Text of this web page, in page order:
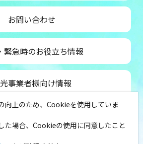
お問い合わせ
緊急時のお役立ち情報
事業者様向け情報
県観光協会
下町１
向上のため、Cookieを使用していま
た場合、Cookieの使用に同意したこと